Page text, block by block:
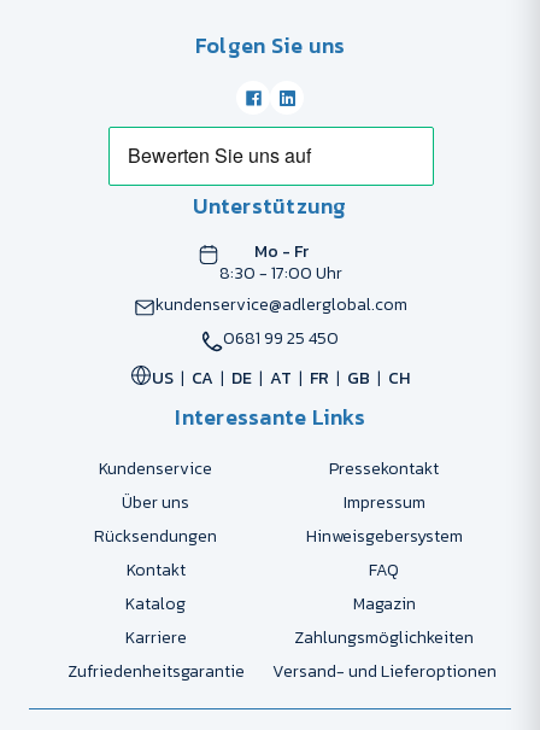
Folgen Sie uns
Unterstützung
Mo - Fr
8:30 - 17:00 Uhr
kundenservice@adlerglobal.com
0681 99 25 450
US
CA DE AT FR GB CH
Interessante Links
Kundenservice
Pressekontakt
Über uns
Impressum
Rücksendungen
Hinweisgebersystem
Kontakt
FAQ
Katalog
Magazin
Karriere
Zahlungsmöglichkeiten
Zufriedenheitsgarantie
Versand- und Lieferoptionen